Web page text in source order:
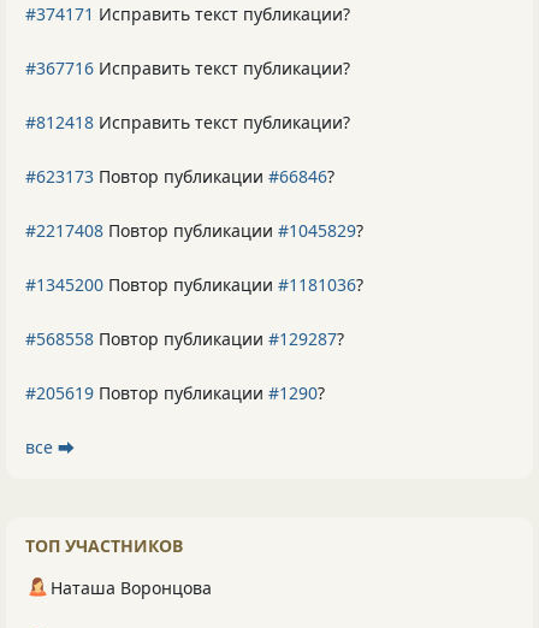
#374171 Исправить текст публикации?
#367716 Исправить текст публикации?
#812418 Исправить текст публикации?
#623173 Повтор публикации #66846?
#2217408 Повтор публикации #1045829?
#1345200 Повтор публикации #1181036?
#568558 Повтор публикации #129287?
#205619 Повтор публикации #1290?
все ⮕
ТОП УЧАСТНИКОВ
Наташа Воронцова